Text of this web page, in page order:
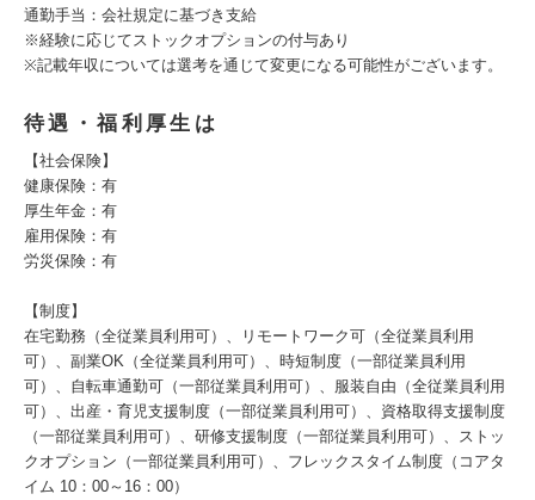
通勤手当：会社規定に基づき支給
※経験に応じてストックオプションの付与あり
※記載年収については選考を通じて変更になる可能性がございます。
待遇・福利厚生は
【社会保険】
健康保険：有
厚生年金：有
雇用保険：有
労災保険：有
【制度】
在宅勤務（全従業員利用可）、リモートワーク可（全従業員利用
可）、副業OK（全従業員利用可）、時短制度（一部従業員利用
可）、自転車通勤可（一部従業員利用可）、服装自由（全従業員利用
可）、出産・育児支援制度（一部従業員利用可）、資格取得支援制度
（一部従業員利用可）、研修支援制度（一部従業員利用可）、ストッ
クオプション（一部従業員利用可）、フレックスタイム制度（コアタ
イム 10：00～16：00）